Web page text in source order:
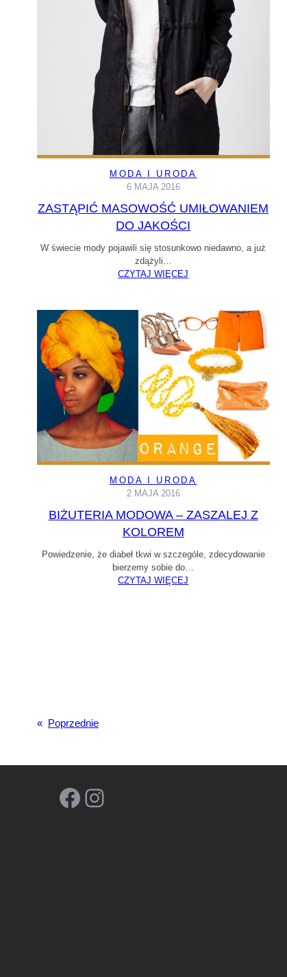
MODA I URODA
6 MAJA 2016
ZASTĄPIĆ MASOWOŚĆ UMIŁOWANIEM
DO JAKOŚCI
W świecie mody pojawili się stosunkowo niedawno, a już
zdążyli…
CZYTAJ WIĘCEJ
MODA I URODA
2 MAJA 2016
BIŻUTERIA MODOWA – ZASZALEJ Z
KOLOREM
Powiedzenie, że diabeł tkwi w szczególe, zdecydowanie
bierzemy sobie do…
CZYTAJ WIĘCEJ
« Poprzednie
Facebook Instagram